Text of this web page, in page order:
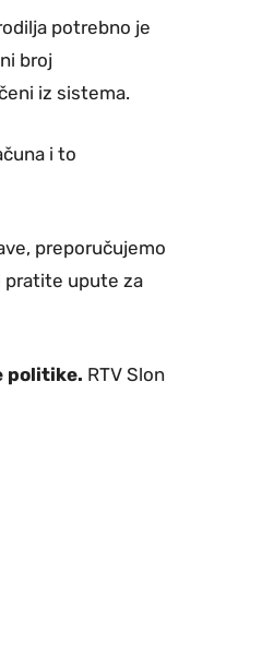
potrebno je
broj
iz sistema.
i to
preporučujemo
pratite upute za
politike. RTV Slon